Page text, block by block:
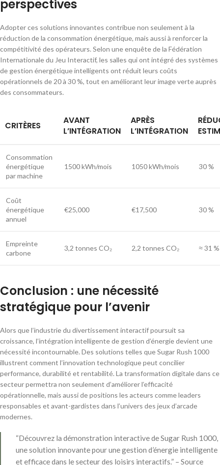
perspectives
Adopter ces solutions innovantes contribue non seulement à la
réduction de la consommation énergétique, mais aussi à renforcer la
compétitivité des opérateurs. Selon une enquête de la Fédération
Internationale du Jeu Interactif, les salles qui ont intégré des systèmes
de gestion énergétique intelligents ont réduit leurs coûts
opérationnels de 20 à 30 %, tout en améliorant leur image verte auprès
des consommateurs.
CRITÈRES
AVANT
L’INTÉGRATION
APRÈS
L’INTÉGRATION
Consommation
énergétique
par machine
1500 kWh/mois 1050 kWh/mois 30 %
Coût
énergétique
annuel
€25,000 €17,500 30 %
Empreinte
carbone
3,2 tonnes CO₂ 2,2 tonnes CO₂ ≈ 31 %
Conclusion : une nécessité
stratégique pour l’avenir
Alors que l’industrie du divertissement interactif poursuit sa
croissance, l’intégration intelligente de gestion d’énergie devient une
nécessité incontournable. Des solutions telles que Sugar Rush 1000
illustrent comment l’innovation technologique peut concilier
performance, durabilité et rentabilité. La transformation digitale dans ce
secteur permettra non seulement d’améliorer l’efficacité
opérationnelle, mais aussi de positions les acteurs comme leaders
responsables et avant-gardistes dans l’univers des jeux d’arcade
modernes.
“Découvrez la démonstration interactive de Sugar Rush 1000,
une solution innovante pour une gestion d’énergie intelligente
et efficace dans le secteur des loisirs interactifs.” – Source